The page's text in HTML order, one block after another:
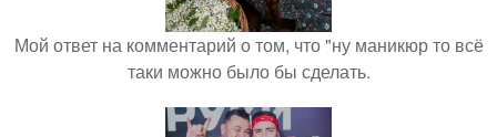
Мой ответ на комментарий о том, что "ну маникюр то всё
таки можно было бы сделать.